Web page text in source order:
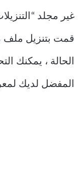
غير مجلد
قمت بتنزيل ملف
الحالة ، يمكنك
المفضل لديك